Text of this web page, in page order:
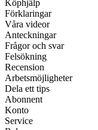
Köphjälp
Förklaringar
Våra videor
Anteckningar
Frågor och svar
Felsökning
Recension
Arbetsmöjligheter
Dela ett tips
Abonnent
Konto
Service